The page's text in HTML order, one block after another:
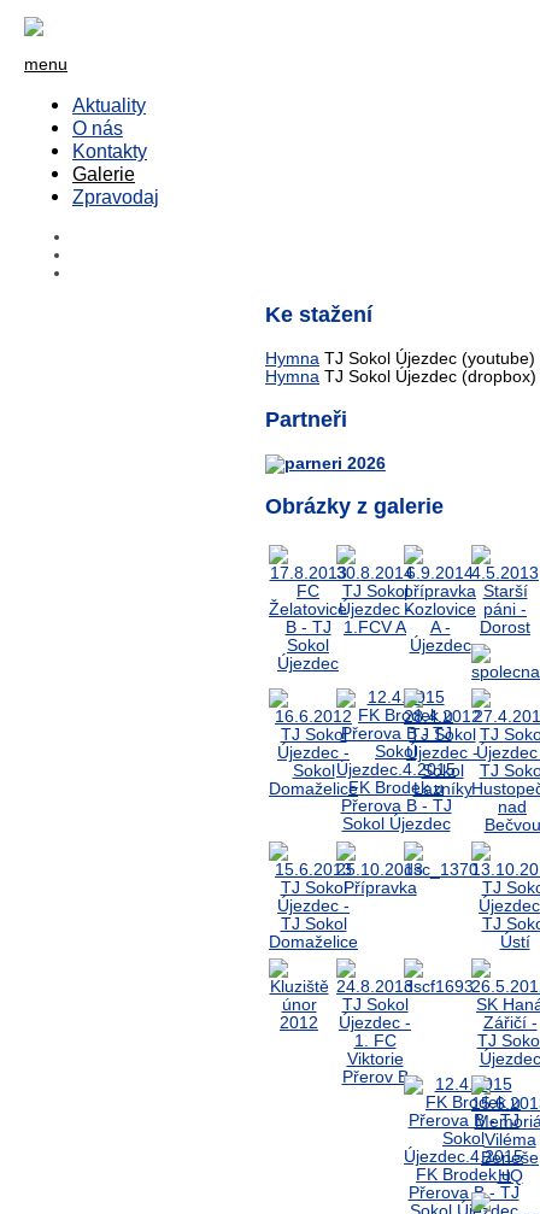
menu
Aktuality
O nás
Kontakty
Galerie
Zpravodaj
Ke stažení
Hymna TJ Sokol Újezdec (youtube)
Hymna TJ Sokol Újezdec (dropbox)
Partneři
Obrázky z galerie